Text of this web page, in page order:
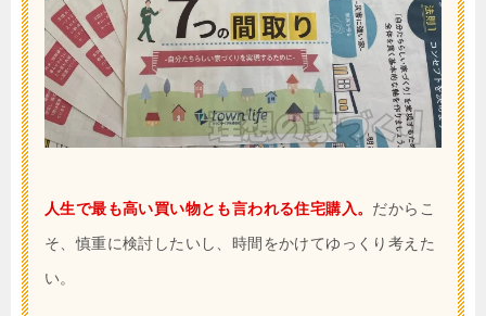
人生で最も高い買い物とも言われる住宅購入。 だからこ
そ、慎重に検討したいし、時間をかけてゆっくり考えた
い。